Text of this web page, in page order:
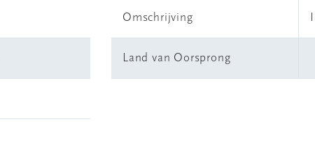
Omschrijving
Land van Oorsprong